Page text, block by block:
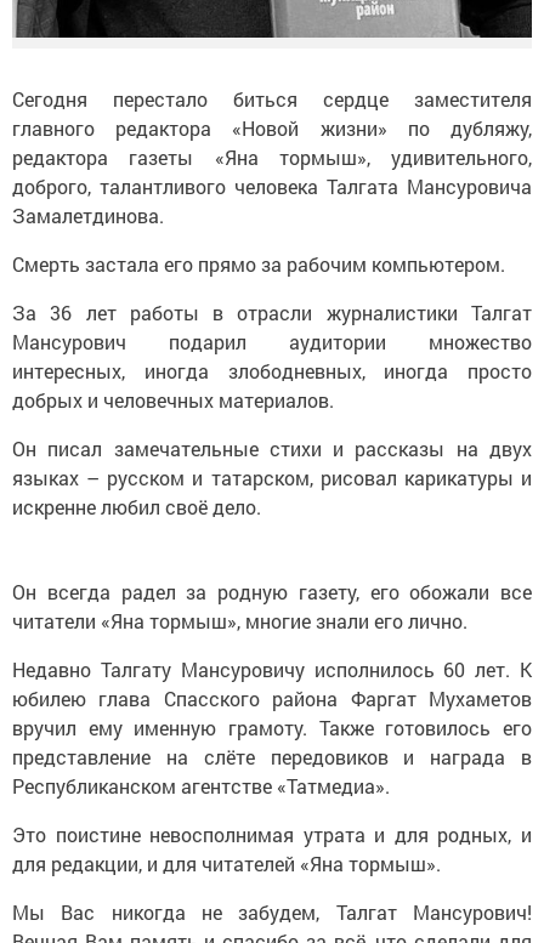
Сегодня перестало биться сердце заместителя
главного редактора «Новой жизни» по дубляжу,
редактора газеты «Яна тормыш», удивительного,
доброго, талантливого человека Талгата Мансуровича
Замалетдинова.
Смерть застала его прямо за рабочим компьютером.
За 36 лет работы в отрасли журналистики Талгат
Мансурович подарил аудитории множество
интересных, иногда злободневных, иногда просто
добрых и человечных материалов.
Он писал замечательные стихи и рассказы на двух
языках – русском и татарском, рисовал карикатуры и
искренне любил своё дело.
Он всегда радел за родную газету, его обожали все
читатели «Яна тормыш», многие знали его лично.
Недавно Талгату Мансуровичу исполнилось 60 лет. К
юбилею глава Спасского района Фаргат Мухаметов
вручил ему именную грамоту. Также готовилось его
представление на слёте передовиков и награда в
Республиканском агентстве «Татмедиа».
Это поистине невосполнимая утрата и для родных, и
для редакции, и для читателей «Яна тормыш».
Мы Вас никогда не забудем, Талгат Мансурович!